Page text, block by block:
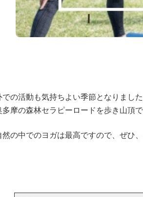
での活動も気持ちよい季節となりまし
多摩の森林セラピーロードを歩き山頂
然の中でのヨガは最高ですので、ぜひ